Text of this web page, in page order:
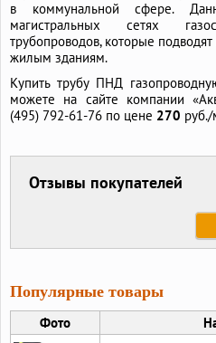
в коммунальной сфере.
магистральных сетях
трубопроводов, которые
жилым зданиям.
Купить трубу ПНД
можете на сайте компании
(495) 792-61-76 по цене 270
Отзывы покупателей
Популярные товары
Фото